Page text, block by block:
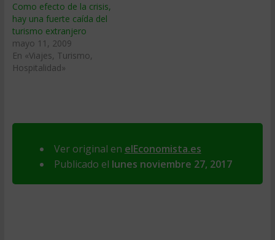
Como efecto de la crisis,
hay una fuerte caí­da del
turismo extranjero
mayo 11, 2009
En «Viajes, Turismo,
Hospitalidad»
Ver original en elEconomista.es
Publicado el lunes noviembre 27, 2017